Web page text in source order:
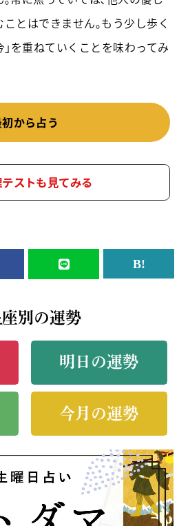
とはできません｡もう少し歩く
を重ねていくことを味わってみ
から占う
ストも見てみる
別の運勢
明日の運勢
今月の運勢